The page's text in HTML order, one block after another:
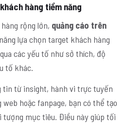
hàng tiềm năng
rộng lớn, quảng cáo trên
lựa chọn target khách hàng
các yếu tố như sở thích, độ
tố khác.
tin từ insight, hành vi trực tuyến
hoặc fanpage, bạn có thể tạo
mục tiêu. Điều này giúp tối